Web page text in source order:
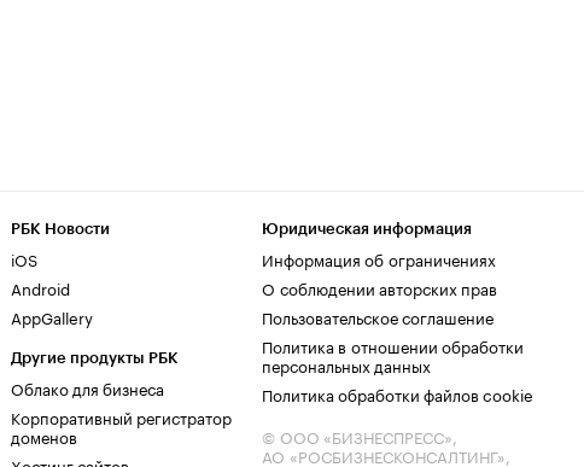
РБК Новости
iOS
Android
AppGallery
Другие продукты РБК
Облако для бизнеса
Корпоративный регистратор
доменов
Юридическая информация
Информация об ограничениях
О соблюдении авторских прав
Пользовательское соглашение
Политика в отношении обработки
персональных данных
Политика обработки файлов cookie
© ООО «БИЗНЕСПРЕСС»,
АО «РОСБИЗНЕСКОНСАЛТИНГ»,